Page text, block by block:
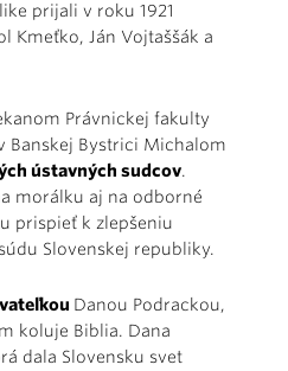
prijali v roku 1921
Kmeťko, Ján Vojtaššák a
Právnickej fakulty
Banskej Bystrici Michalom
ústavných sudcov.
morálku aj na odborné
prispieť k zlepšeniu
Slovenskej republiky.
Danou Podrackou,
koluje Biblia. Dana
dala Slovensku svet